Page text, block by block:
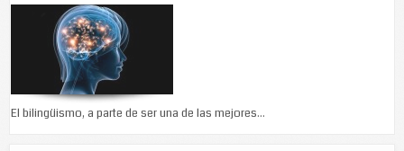
El bilingüismo, a parte de ser una de las mejores...